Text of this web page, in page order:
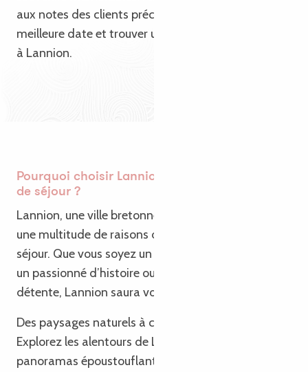
aux notes des clients précédents pour choisir la
meilleure date et trouver un hôtel plein de charme
à Lannion.
Pourquoi choisir Lannion comme destination
de séjour ?
Lannion, une ville bretonne pleine de charme, offre
une multitude de raisons de venir y passer un
séjour. Que vous soyez un amoureux de la nature,
un passionné d’histoire ou un voyageur en quête de
détente, Lannion saura vous séduire.
Des paysages naturels à couper le souffle 🌿🏞️ :
Explorez les alentours de Lannion et découvrez des
panoramas époustouflants. La célèbre Côte de